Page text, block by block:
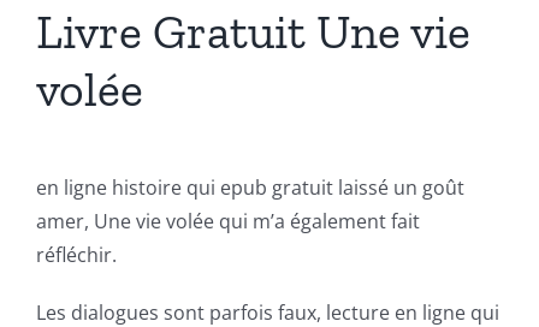
Livre Gratuit Une vie
volée
en ligne histoire qui epub gratuit laissé un goût
amer, Une vie volée qui m’a également fait
réfléchir.
Les dialogues sont parfois faux, lecture en ligne qui